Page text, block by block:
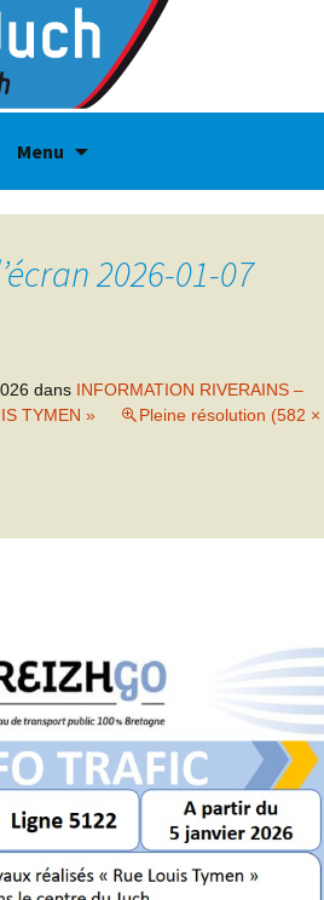
Menu
2026-01-07
dans INFORMATION RIVERAINS –
TYMEN »
Pleine résolution (582 ×